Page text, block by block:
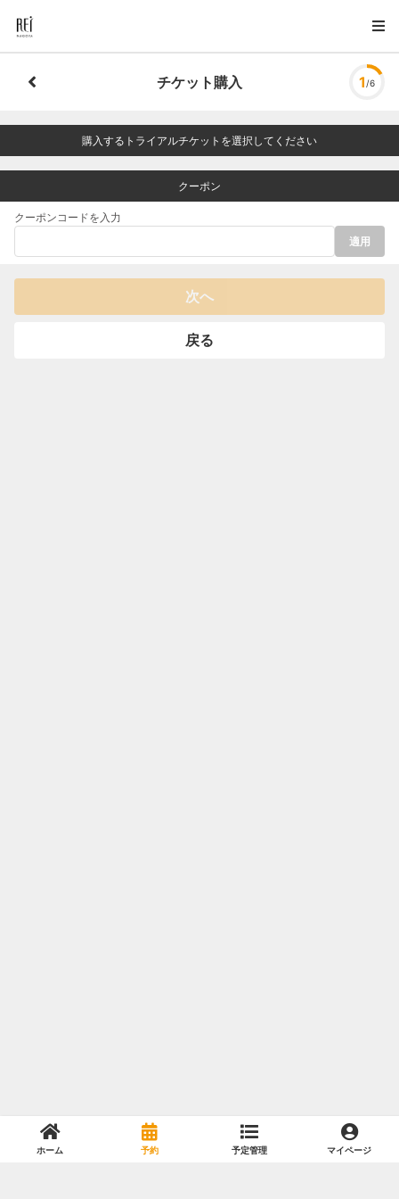
チケット購入 1 /6
購入するトライアルチケットを選択してください
クーポン
クーポンコードを入力
適用
次へ
戻る
ホーム 予約 予定管理 マイページ